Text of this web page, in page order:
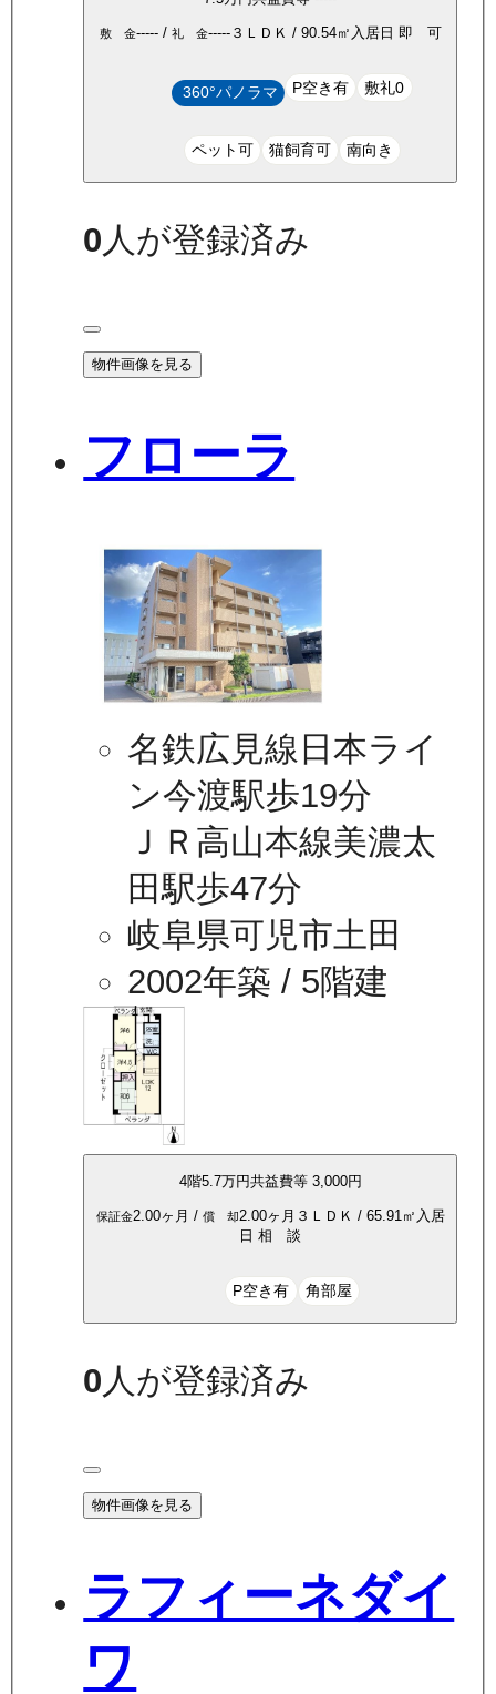
敷 金-----/ 礼 金-----３ＬＤＫ / 90.54㎡ 入居日 即 可
360°パノラマ P空き有 敷礼0
ペット可 猫飼育可 南向き
0人が登録済み
物件画像を見る
フローラ
名鉄広見線日本ライ
ン今渡駅歩19分
ＪＲ高山本線美濃太
田駅歩47分
岐阜県可児市土田
2002年築 / 5階建
4階5.7万円共益費等 3,000円
保証金2.00ヶ月 / 償 却2.00ヶ月 ３ＬＤＫ / 65.91㎡ 入居
日 相 談
P空き有 角部屋
0 人が登録済み
物件画像を見る
ラフィーネダイ
ワ